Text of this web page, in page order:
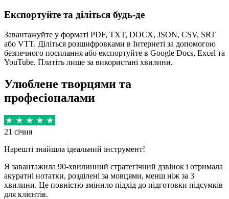
Експортуйте та діліться будь-де
Завантажуйте у форматі PDF, TXT, DOCX, JSON, CSV, SRT
або VTT. Діліться розшифровками в Інтернеті за допомогою
безпечного посилання або експортуйте в Google Docs, Excel та
YouTube. Платіть лише за використані хвилини.
Улюблене творцями та
професіоналами
21 січня
Нарешті знайшла ідеальний інструмент!
Я завантажила 90-хвилинний стратегічний дзвінок і отримала
акуратні нотатки, розділені за мовцями, менш ніж за 3
хвилини. Це повністю змінило підхід до підготовки підсумків
для клієнтів.